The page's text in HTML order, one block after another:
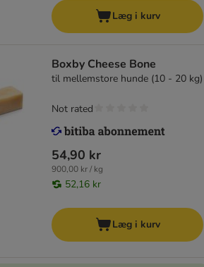
Læg i kurv
Boxby Cheese Bone
til mellemstore hunde (10 - 20 kg)
54,90 kr
900,00 kr / kg
52,16 kr
Not rated
Læg i kurv